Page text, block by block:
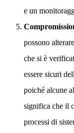
e un
possono
che si è
essere sicuri
poiché alcune
significa che il
processi di